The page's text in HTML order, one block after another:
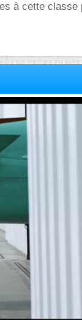
à cette